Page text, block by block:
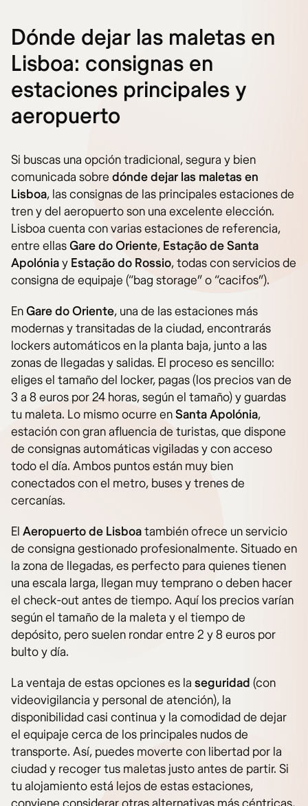
Dónde dejar las maletas en
Lisboa: consignas en
estaciones principales y
aeropuerto
Si buscas una opción tradicional, segura y bien
comunicada sobre dónde dejar las maletas en
Lisboa, las consignas de las principales estaciones de
tren y del aeropuerto son una excelente elección.
Lisboa cuenta con varias estaciones de referencia,
entre ellasGare do Oriente, Estação de Santa
Apolóniay Estação do Rossio, todas con servicios de
consigna de equipaje (“bag storage” o “cacifos”).
EnGare do Oriente, una de las estaciones más
modernas y transitadas de la ciudad, encontrarás
lockers automáticos en la planta baja, junto a las
zonas de llegadas y salidas. El proceso es sencillo:
eliges el tamaño del locker, pagas (los precios van de
3 a 8 euros por 24 horas, según el tamaño) y guardas
tu maleta. Lo mismo ocurre enSanta Apolónia,
estación con gran afluencia de turistas, que dispone
de consignas automáticas vigiladas y con acceso
todo el día. Ambos puntos están muy bien
conectados con el metro, buses y trenes de
cercanías.
El Aeropuerto de Lisboatambién ofrece un servicio
de consigna gestionado profesionalmente. Situado en
la zona de llegadas, es perfecto para quienes tienen
una escala larga, llegan muy temprano o deben hacer
el check-out antes de tiempo. Aquí los precios varían
según el tamaño de la maleta y el tiempo de
depósito, pero suelen rondar entre 2 y 8 euros por
bulto y día.
La ventaja de estas opciones es la seguridad (con
videovigilancia y personal de atención), la
disponibilidad casi continua y la comodidad de dejar
el equipaje cerca de los principales nudos de
transporte. Así, puedes moverte con libertad por la
ciudad y recoger tus maletas justo antes de partir. Si
tu alojamiento está lejos de estas estaciones,